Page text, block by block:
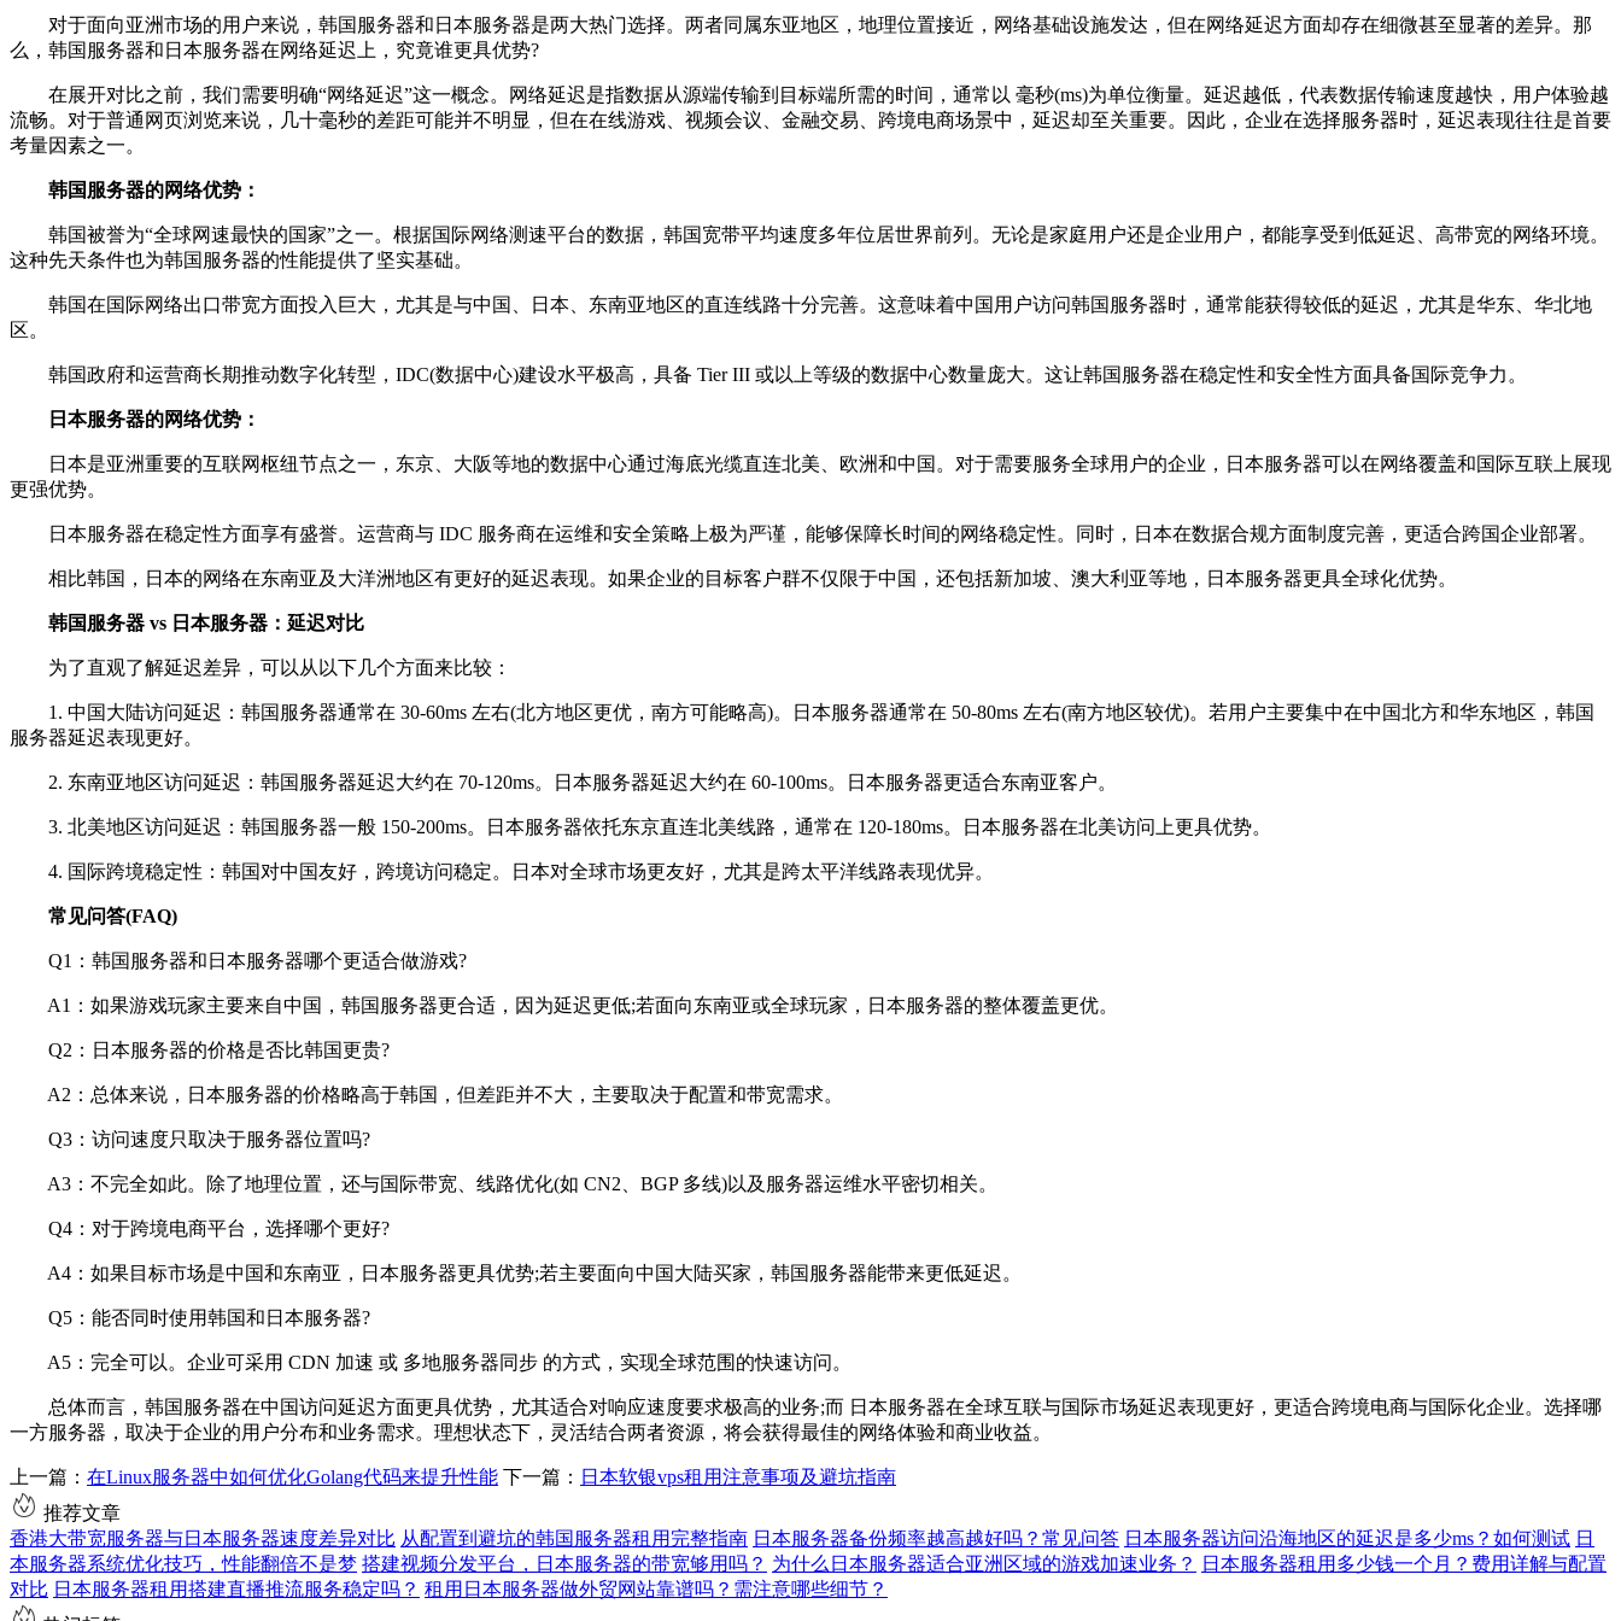
对于面向亚洲市场的用户来说，韩国服务器和日本服务器是两大热门选择。两者同属东亚地区，地理位置接近，网络基础设施发达，但在网络延迟方面却存在细微甚至显著的差异。那
么，韩国服务器和日本服务器在网络延迟上，究竟谁更具优势?
在展开对比之前，我们需要明确“网络延迟”这一概念。网络延迟是指数据从源端传输到目标端所需的时间，通常以 毫秒(ms)为单位衡量。延迟越低，代表数据传输速度越快，用户体验越
流畅。对于普通网页浏览来说，几十毫秒的差距可能并不明显，但在在线游戏、视频会议、金融交易、跨境电商场景中，延迟却至关重要。因此，企业在选择服务器时，延迟表现往往是首要
考量因素之一。
韩国服务器的网络优势：
韩国被誉为“全球网速最快的国家”之一。根据国际网络测速平台的数据，韩国宽带平均速度多年位居世界前列。无论是家庭用户还是企业用户，都能享受到低延迟、高带宽的网络环境。
这种先天条件也为韩国服务器的性能提供了坚实基础。
韩国在国际网络出口带宽方面投入巨大，尤其是与中国、日本、东南亚地区的直连线路十分完善。这意味着中国用户访问韩国服务器时，通常能获得较低的延迟，尤其是华东、华北地
区。
韩国政府和运营商长期推动数字化转型，IDC(数据中心)建设水平极高，具备 Tier III 或以上等级的数据中心数量庞大。这让韩国服务器在稳定性和安全性方面具备国际竞争力。
日本服务器的网络优势：
日本是亚洲重要的互联网枢纽节点之一，东京、大阪等地的数据中心通过海底光缆直连北美、欧洲和中国。对于需要服务全球用户的企业，日本服务器可以在网络覆盖和国际互联上展现
更强优势。
日本服务器在稳定性方面享有盛誉。运营商与 IDC 服务商在运维和安全策略上极为严谨，能够保障长时间的网络稳定性。同时，日本在数据合规方面制度完善，更适合跨国企业部署。
相比韩国，日本的网络在东南亚及大洋洲地区有更好的延迟表现。如果企业的目标客户群不仅限于中国，还包括新加坡、澳大利亚等地，日本服务器更具全球化优势。
韩国服务器 vs 日本服务器：延迟对比
为了直观了解延迟差异，可以从以下几个方面来比较：
1. 中国大陆访问延迟：韩国服务器通常在 30-60ms 左右(北方地区更优，南方可能略高)。日本服务器通常在 50-80ms 左右(南方地区较优)。若用户主要集中在中国北方和华东地区，韩国
服务器延迟表现更好。
2. 东南亚地区访问延迟：韩国服务器延迟大约在 70-120ms。日本服务器延迟大约在 60-100ms。日本服务器更适合东南亚客户。
3. 北美地区访问延迟：韩国服务器一般 150-200ms。日本服务器依托东京直连北美线路，通常在 120-180ms。日本服务器在北美访问上更具优势。
4. 国际跨境稳定性：韩国对中国友好，跨境访问稳定。日本对全球市场更友好，尤其是跨太平洋线路表现优异。
常见问答(FAQ)
Q1：韩国服务器和日本服务器哪个更适合做游戏?
A1：如果游戏玩家主要来自中国，韩国服务器更合适，因为延迟更低;若面向东南亚或全球玩家，日本服务器的整体覆盖更优。
Q2：日本服务器的价格是否比韩国更贵?
A2：总体来说，日本服务器的价格略高于韩国，但差距并不大，主要取决于配置和带宽需求。
Q3：访问速度只取决于服务器位置吗?
A3：不完全如此。除了地理位置，还与国际带宽、线路优化(如 CN2、BGP 多线)以及服务器运维水平密切相关。
Q4：对于跨境电商平台，选择哪个更好?
A4：如果目标市场是中国和东南亚，日本服务器更具优势;若主要面向中国大陆买家，韩国服务器能带来更低延迟。
Q5：能否同时使用韩国和日本服务器?
A5：完全可以。企业可采用 CDN 加速 或 多地服务器同步 的方式，实现全球范围的快速访问。
总体而言，韩国服务器在中国访问延迟方面更具优势，尤其适合对响应速度要求极高的业务;而 日本服务器在全球互联与国际市场延迟表现更好，更适合跨境电商与国际化企业。选择哪
一方服务器，取决于企业的用户分布和业务需求。理想状态下，灵活结合两者资源，将会获得最佳的网络体验和商业收益。
上一篇： 在Linux服务器中如何优化Golang代码来提升性能 下一篇： 日本软银vps租用注意事项及避坑指南
推荐文章
香港大带宽服务器与日本服务器速度差异对比 从配置到避坑的韩国服务器租用完整指南 日本服务器备份频率越高越好吗？常见问答 日本服务器访问沿海地区的延迟是多少ms？如何测试 日
本服务器系统优化技巧，性能翻倍不是梦 搭建视频分发平台，日本服务器的带宽够用吗？ 为什么日本服务器适合亚洲区域的游戏加速业务？
日本服务器租用多少钱一个月？费用详解与配置
对比 日本服务器租用搭建直播推流服务稳定吗？ 租用日本服务器做外贸网站靠谱吗？需注意哪些细节？